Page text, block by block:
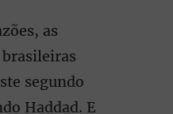
as
segundo
Haddad. E